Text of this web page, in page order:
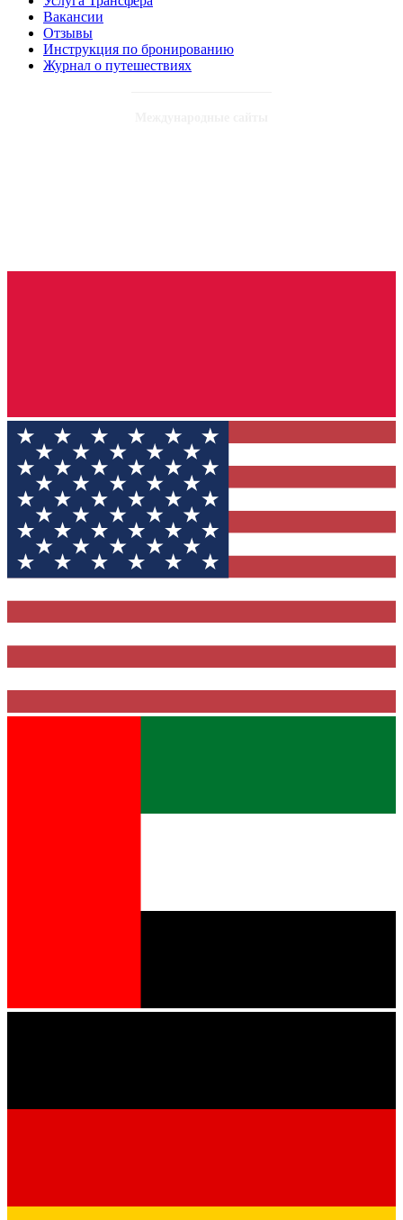
Вакансии
Отзывы
Инструкция по бронированию
Журнал о путешествиях